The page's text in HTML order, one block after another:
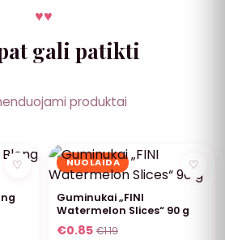
♥♥
gali patikti
produktai
♡ NUOLAIDA ♡
Guminukai „FINI
Watermelon Slices“ 90 g
€0.85 €1.19